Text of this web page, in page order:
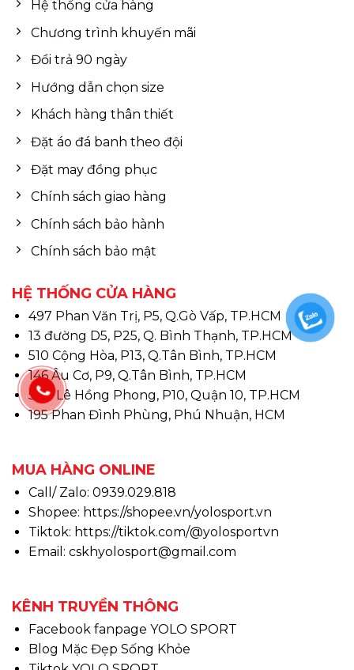
Hệ thống cửa hàng
Chương trình khuyến mãi
Đổi trả 90 ngày
Hướng dẫn chọn size
Khách hàng thân thiết
Đặt áo đá banh theo đội
Đặt may đồng phục
Chính sách giao hàng
Chính sách bảo hành
Chính sách bảo mật
HỆ THỐNG CỬA HÀNG
497 Phan Văn Trị, P5, Q.Gò Vấp, TP.HCM
13 đường D5, P25, Q. Bình Thạnh, TP.HCM
510 Cộng Hòa, P13, Q.Tân Bình, TP.HCM
146 Âu Cơ, P9, Q.Tân Bình, TP.HCM
580 Lê Hồng Phong, P10, Quận 10, TP.HCM
195 Phan Đình Phùng, Phú Nhuận, HCM
MUA HÀNG ONLINE
Call/ Zalo: 0939.029.818
Shopee: https://shopee.vn/yolosport.vn
Tiktok: https://tiktok.com/@yolosportvn
Email: cskhyolosport@gmail.com
KÊNH TRUYỀN THÔNG
Facebook fanpage YOLO SPORT
Blog Mặc Đẹp Sống Khỏe